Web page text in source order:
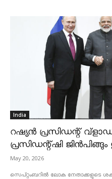
India
റഷ്യൻ പ്രസിഡന്റ്
പ്രസിഡന്റ്ഷി
May 20, 2026
സെപ്റ്റംബറിൽ ലോക നേതാക്കളുടെ